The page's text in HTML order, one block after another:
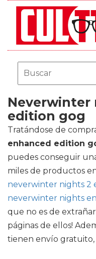
Neverwinter
edition gog
Tratándose de
enhanced edition
puedes conseguir
miles de productos
neverwinter nights 2
neverwinter nights
que no es de
páginas de ellos!
tienen envío gratuito,